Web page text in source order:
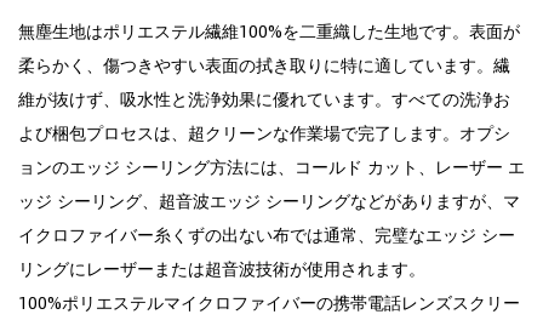
無塵生地はポリエステル繊維100%を二重織した生地です。表面が
柔らかく、傷つきやすい表面の拭き取りに特に適しています。繊
維が抜けず、吸水性と洗浄効果に優れています。すべての洗浄お
よび梱包プロセスは、超クリーンな作業場で完了します。オプシ
ョンのエッジ シーリング方法には、コールド カット、レーザー エ
ッジ シーリング、超音波エッジ シーリングなどがありますが、マ
イクロファイバー糸くずの出ない布では通常、完璧なエッジ シー
リングにレーザーまたは超音波技術が使用されます。
100%ポリエステルマイクロファイバーの携帯電話レンズスクリー